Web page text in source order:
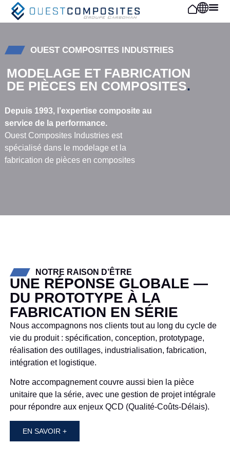
OUEST COMPOSITES INDUSTRIES
MODELAGE ET FABRICATION
DE PIÈCES EN COMPOSITES.
Depuis 1993, l’expertise composite au
service de la performance.
Ouest Composites Industries est
spécialisé dans le modelage et la
fabrication de pièces en composites
NOTRE RAISON D’ÊTRE
UNE RÉPONSE GLOBALE —
DU PROTOTYPE À LA
FABRICATION EN SÉRIE
Nous accompagnons nos clients tout au long du cycle de
vie du produit : spécification, conception, prototypage,
réalisation des outillages, industrialisation, fabrication,
intégration et logistique.
Notre accompagnement couvre aussi bien la pièce
unitaire que la série, avec une gestion de projet intégrale
pour répondre aux enjeux QCD (Qualité-Coûts-Délais).
EN SAVOIR +
Panneau de gestion des cookies